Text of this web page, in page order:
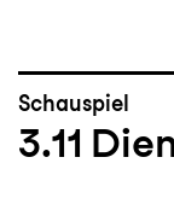
Schauspiel
3.11